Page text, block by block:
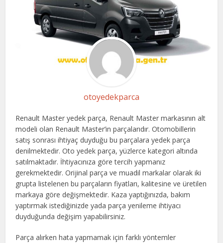
otoyedekparca
Renault Master yedek parça, Renault Master markasının alt
modeli olan Renault Master’in parçalarıdır. Otomobillerin
satış sonrası ihtiyaç duyduğu bu parçalara yedek parça
denilmektedir. Oto yedek parça, yüzlerce kategori altında
satılmaktadır. İhtiyacınıza göre tercih yapmanız
gerekmektedir. Orijinal parça ve muadil markalar olarak iki
grupta listelenen bu parçaların fiyatları, kalitesine ve üretilen
markaya göre değişmektedir. Kaza yaptığınızda, bakım
yaptırmak istediğinizde yada parça yenileme ihtiyacı
duyduğunda değişim yapabilirsiniz.
Parça alırken hata yapmamak için farklı yöntemler